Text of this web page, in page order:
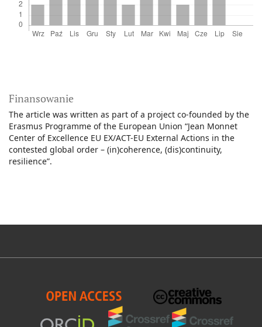
Finansowanie
The article was written as part of a project co-founded by the
Erasmus Programme of the European Union “Jean Monnet
Center of Excellence EU EX/ACT-EU External Actions in the
contested global order – (in)coherence, (dis)continuity,
resilience”.